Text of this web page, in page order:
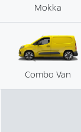
Mokka
Combo Van